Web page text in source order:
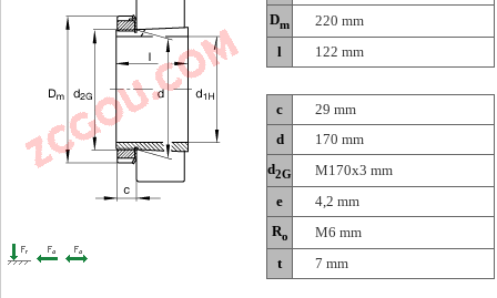
Dm
220 mm
l
122 mm
c
29 mm
d
170 mm
d2G
M170x3 mm
e
4,2 mm
Ro
M6 mm
t
7 mm